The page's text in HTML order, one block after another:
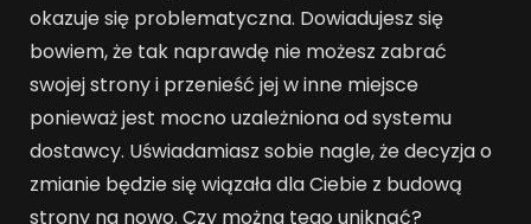
okazuje się problematyczna. Dowiadujesz się
bowiem, że tak naprawdę nie możesz zabrać
swojej strony i przenieść jej w inne miejsce
ponieważ jest mocno uzależniona od systemu
dostawcy. Uświadamiasz sobie nagle, że decyzja o
zmianie będzie się wiązała dla Ciebie z budową
strony na nowo. Czy można tego uniknąć?